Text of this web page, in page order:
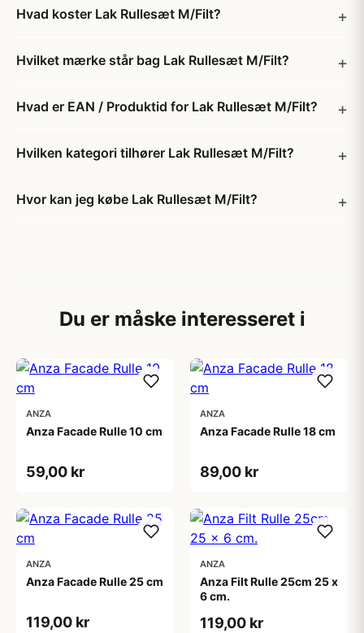
Hvad koster Lak Rullesæt M/Filt?
Hvilket mærke står bag Lak Rullesæt M/Filt?
Hvad er EAN / Produktid for Lak Rullesæt M/Filt?
Hvilken kategori tilhører Lak Rullesæt M/Filt?
Hvor kan jeg købe Lak Rullesæt M/Filt?
Du er måske interesseret i
ANZA
Anza Facade Rulle 10 cm
59,00 kr
ANZA
Anza Facade Rulle 18 cm
89,00 kr
ANZA
Anza Facade Rulle 25 cm
119,00 kr
ANZA
Anza Filt Rulle 25cm 25 x
6 cm.
119,00 kr